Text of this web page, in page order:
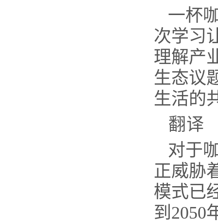
一杯
次学习
理解产
生态议
生活的
翻译
对于
正威胁
模式已
到2050